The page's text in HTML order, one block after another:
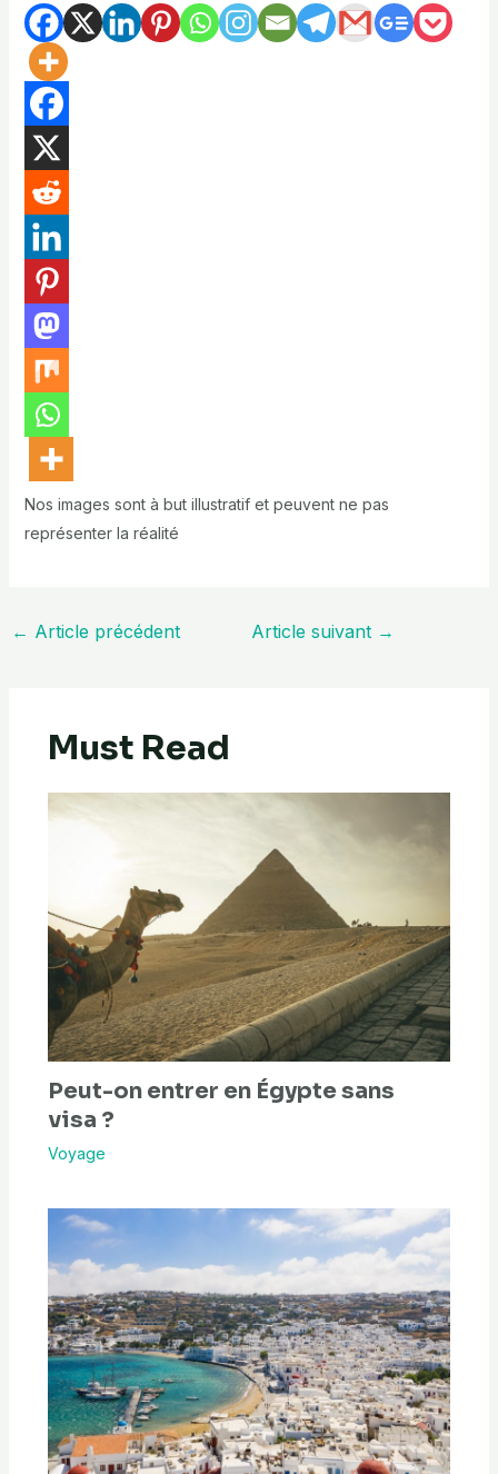
Nos images sont à but illustratif et peuvent ne pas
représenter la réalité
← Article précédent Article suivant →
Must Read
Peut-on entrer en Égypte sans
visa ?
Voyage